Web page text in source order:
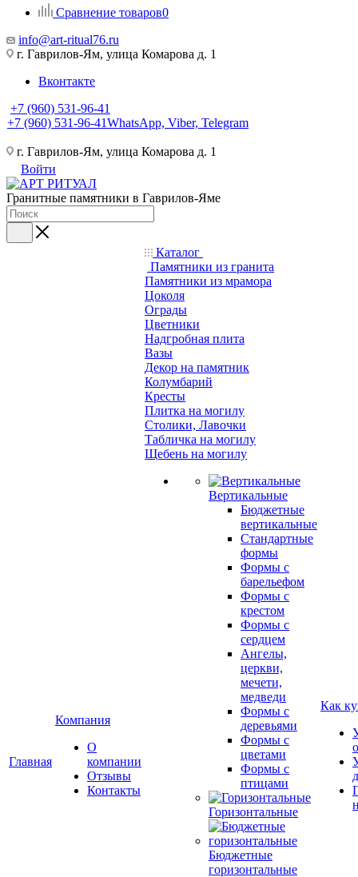
Сравнение товаров0
info@art-ritual76.ru
г. Гаврилов-Ям, улица Комарова д. 1
Вконтакте
+7 (960) 531-96-41
+7 (960) 531-96-41WhatsApp, Viber, Telegram
г. Гаврилов-Ям, улица Комарова д. 1
Войти
Гранитные памятники в Гаврилов-Яме
Главная
Компания
О
компании
Отзывы
Контакты
Каталог
Памятники из гранита
Памятники из мрамора
Цоколя
Ограды
Цветники
Надгробная плита
Вазы
Декор на памятник
Колумбарий
Кресты
Плитка на могилу
Столики, Лавочки
Табличка на могилу
Щебень на могилу
Вертикальные
Бюджетные
вертикальные
Стандартные
формы
Формы с
барельефом
Формы с
крестом
Формы с
сердцем
Ангелы,
церкви,
мечети,
медведи
Формы с
деревьями
Формы с
цветами
Формы с
птицами
Горизонтальные
Бюджетные
горизонтальные
Как